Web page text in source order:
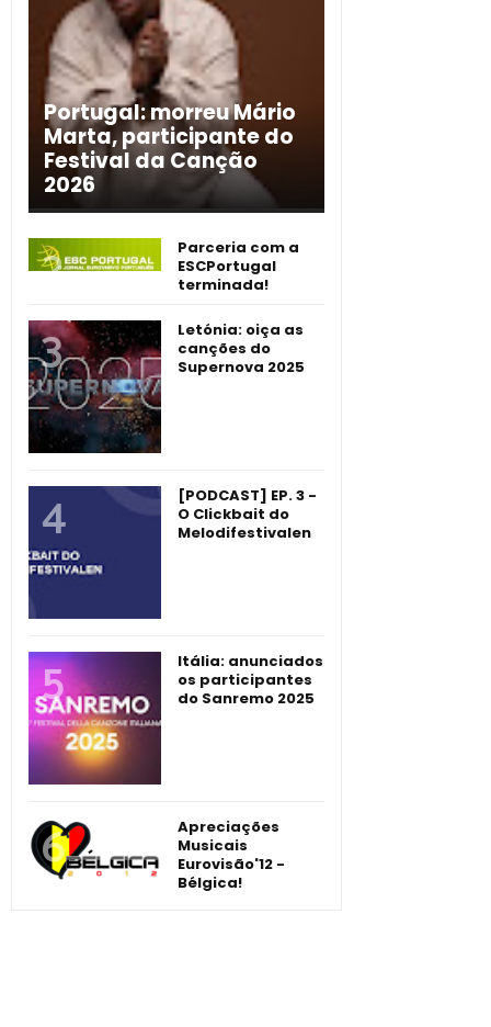
Portugal: morreu Mário
Marta, participante do
Festival da Canção
2026
Parceria com a
ESCPortugal
terminada!
Letónia: oiça as
canções do
Supernova 2025
[PODCAST] EP. 3 -
O Clickbait do
Melodifestivalen
Itália: anunciados
os participantes
do Sanremo 2025
Apreciações
Musicais
Eurovisão'12 -
Bélgica!